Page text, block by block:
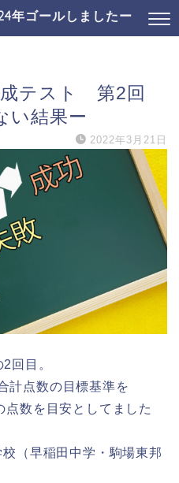
年ゴールしましたー
テスト 第2回
い結果ー
2022年3月21日
回目。
計点数の目標基準を
数を目安としてました
（早稲田中学・駒場東邦